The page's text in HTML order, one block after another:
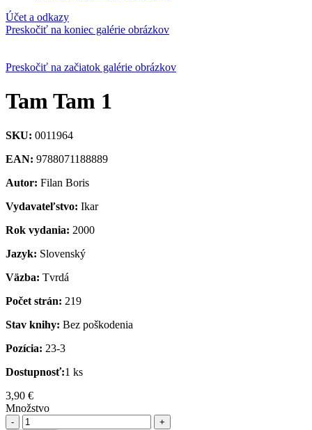
Účet a odkazy
Preskočiť na koniec galérie obrázkov
Preskočiť na začiatok galérie obrázkov
Tam Tam 1
SKU: 0011964
EAN: 9788071188889
Autor: Filan Boris
Vydavateľstvo: Ikar
Rok vydania: 2000
Jazyk: Slovenský
Väzba: Tvrdá
Počet strán: 219
Stav knihy: Bez poškodenia
Pozícia: 23-3
Dostupnosť:1 ks
3,90 €
Množstvo
-
+